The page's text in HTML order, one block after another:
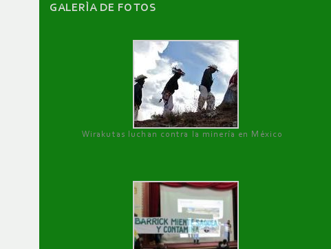
GALERÌA DE FOTOS
Wirakutas luchan contra la minería en México